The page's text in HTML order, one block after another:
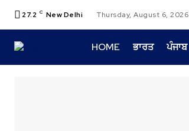
27.2 C New Delhi Thursday, August 6, 2026
HOME ਭਾਰਤ ਪੰਜਾਬ